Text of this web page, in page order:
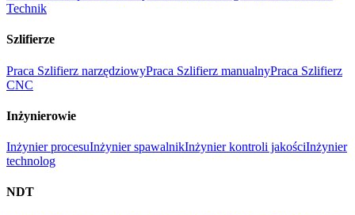
Technik
Szlifierze
Praca Szlifierz narzędziowyPraca Szlifierz manualnyPraca Szlifierz
CNC
Inżynierowie
Inżynier procesuInżynier spawalnikInżynier kontroli jakościInżynier
technolog
NDT